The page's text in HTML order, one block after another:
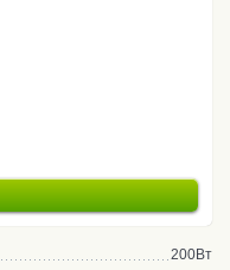
200Вт